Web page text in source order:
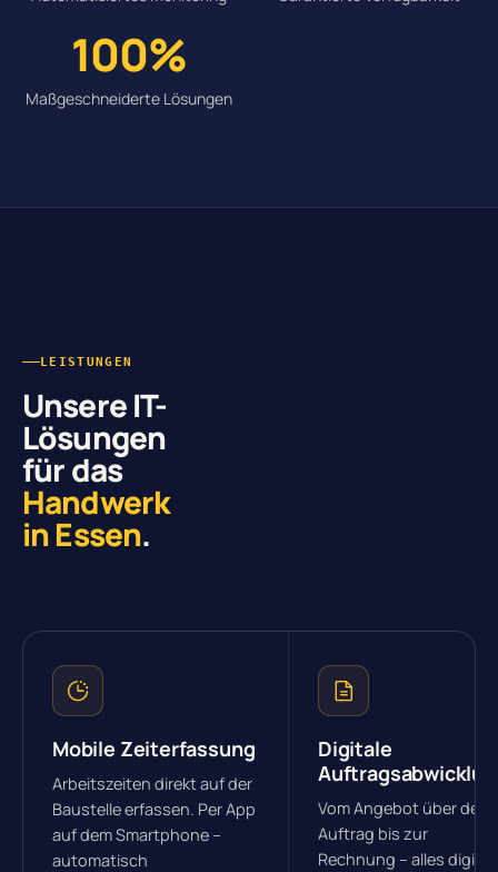
100%
Maßgeschneiderte Lösungen
LEISTUNGEN
Unsere IT-
Lösungen
für das
Handwerk
in Essen.
Mobile Zeiterfassung
Arbeitszeiten direkt auf der
Baustelle erfassen. Per App
auf dem Smartphone –
automatisch
Digitale
Vom Angebot über den
Auftrag bis zur
Rechnung – alles digital